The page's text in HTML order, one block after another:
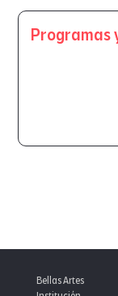
Programas
Bellas Artes